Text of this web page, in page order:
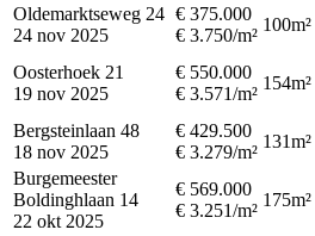
Oldemarktseweg 24
24 nov 2025
€ 375.000
€ 3.750/m²
100m²
Oosterhoek 21
19 nov 2025
€ 550.000
€ 3.571/m²
154m²
Bergsteinlaan 48
18 nov 2025
€ 429.500
€ 3.279/m²
131m²
Burgemeester
Boldinghlaan 14
22 okt 2025
€ 569.000
€ 3.251/m²
175m²